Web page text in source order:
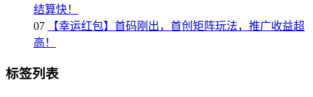
结算快！
07
【幸运红包】首码刚出，首创矩阵玩法，推广收益超
高！
标签列表